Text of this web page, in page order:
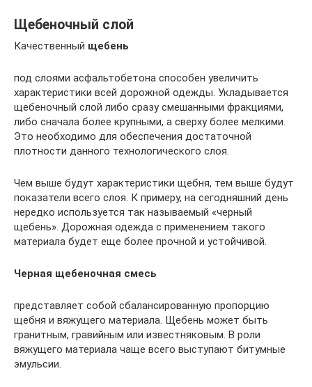
Щебеночный слой
Качественный щебень
под слоями асфальтобетона способен увеличить
характеристики всей дорожной одежды. Укладывается
щебеночный слой либо сразу смешанными фракциями,
либо сначала более крупными, а сверху более мелкими.
Это необходимо для обеспечения достаточной
плотности данного технологического слоя.
Чем выше будут характеристики щебня, тем выше будут
показатели всего слоя. К примеру, на сегодняшний день
нередко используется так называемый «черный
щебень». Дорожная одежда с применением такого
материала будет еще более прочной и устойчивой.
Черная щебеночная смесь
представляет собой сбалансированную пропорцию
щебня и вяжущего материала. Щебень может быть
гранитным, гравийным или известняковым. В роли
вяжущего материала чаще всего выступают битумные
эмульсии.